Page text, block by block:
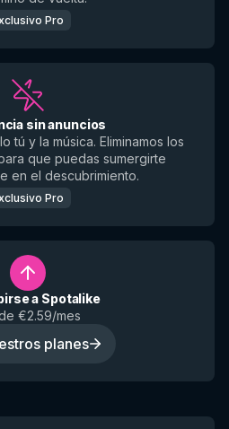
Pro
sin anuncios
tú y la música. Eliminamos los
que puedas sumergirte
en el descubrimiento.
Pro
a Spotalike
€2.59/mes
planes